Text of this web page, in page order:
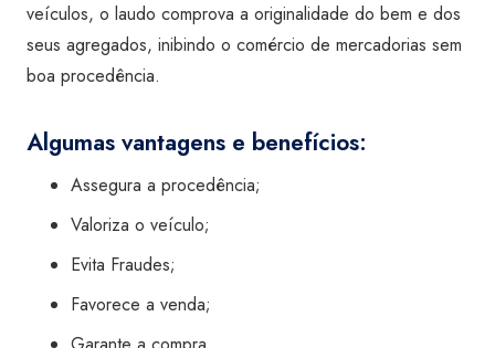
veículos, o laudo comprova a originalidade do bem e dos
seus agregados, inibindo o comércio de mercadorias sem
boa procedência.
Algumas vantagens e benefícios:
Assegura a procedência;
Valoriza o veículo;
Evita Fraudes;
Favorece a venda;